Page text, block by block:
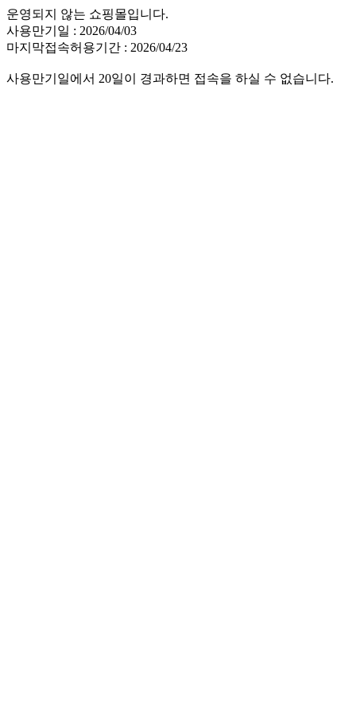
운영되지 않는 쇼핑몰입니다.
사용만기일 : 2026/04/03
마지막접속허용기간 : 2026/04/23
사용만기일에서 20일이 경과하면 접속을 하실 수 없습니다.